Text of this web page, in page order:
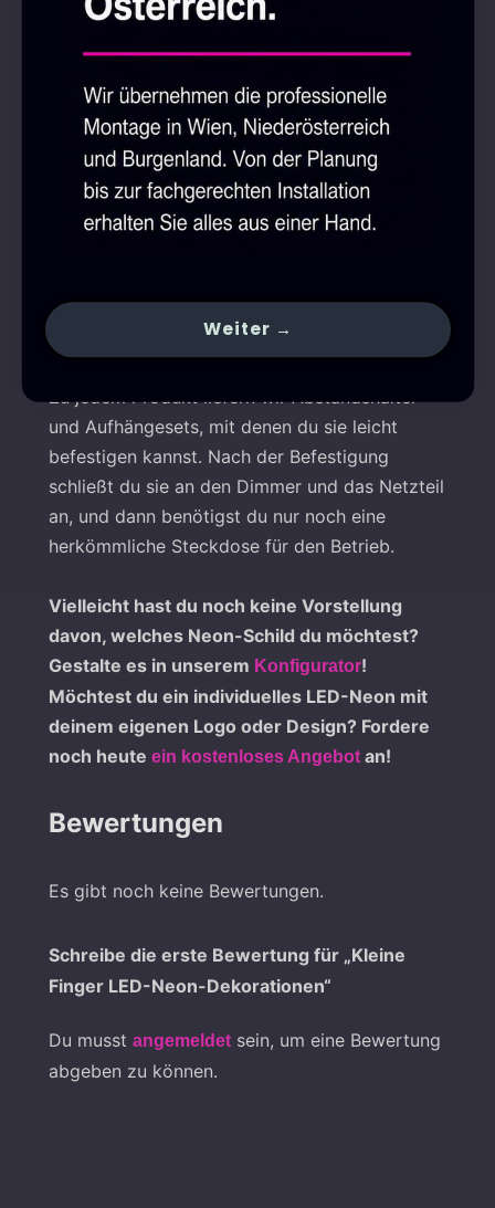
nicht zerbrechlich.
Die Lichtdurchlässigkeit beträgt über 92 % und
kann zwischen -50 °C und 150 °C verwendet
werden. Sie sind UV-beständig und erzeugen
weder wahrnehmbaren Lärm noch Wärme. Ihr
Energieverbrauch beträgt 90 % weniger als bei
mehr als 9 Jahre.
Zu jedem Produkt liefern wir Abstandshalter
und Aufhängesets, mit denen du sie leicht
befestigen kannst. Nach der Befestigung
schließt du sie an den Dimmer und das Netzteil
an, und dann benötigst du nur noch eine
herkömmliche Steckdose für den Betrieb.
Vielleicht hast du noch keine Vorstellung
davon, welches Neon-Schild du möchtest?
Gestalte es in unserem Konfigurator!
Möchtest du ein individuelles LED-Neon mit
deinem eigenen Logo oder Design? Fordere
noch heute ein kostenloses Angebot an!
Bewertungen
Es gibt noch keine Bewertungen.
Schreibe die erste Bewertung für „Kleine
Finger LED-Neon-Dekorationen“
Du musst angemeldet sein, um eine Bewertung
abgeben zu können.
Weiter →